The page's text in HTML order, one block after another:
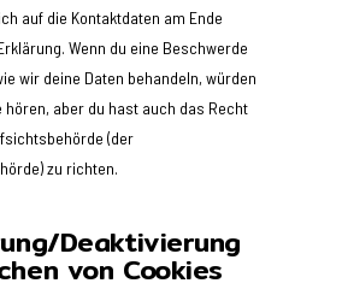
auf die Kontaktdaten am Ende
Wenn du eine Beschwerde
wir deine Daten behandeln, würden
aber du hast auch das Recht
(der
zu richten.
Deaktivierung
von Cookies